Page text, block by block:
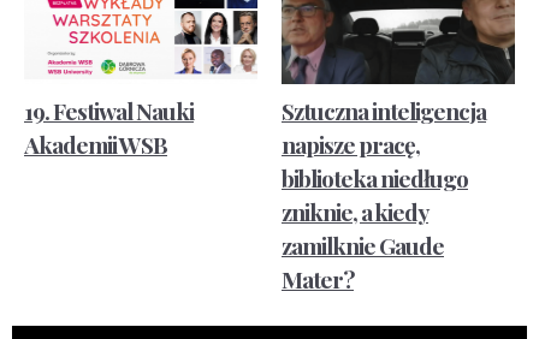
19. Festiwal Nauki
Akademii WSB
Sztuczna inteligencja
napisze pracę,
biblioteka niedługo
zniknie, a kiedy
zamilknie Gaude
Mater?